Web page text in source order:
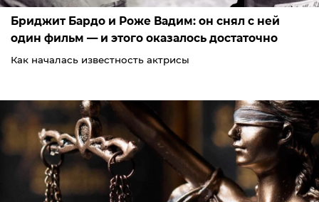
Бриджит Бардо и Роже Вадим: он снял с ней
один фильм — и этого оказалось достаточно
Как началась известность актрисы